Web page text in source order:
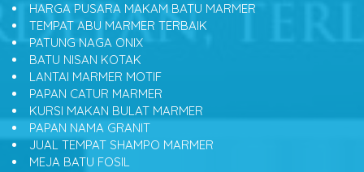
HARGA PUSARA MAKAM BATU MARMER
TEMPAT ABU MARMER TERBAIK
PATUNG NAGA ONIX
BATU NISAN KOTAK
LANTAI MARMER MOTIF
PAPAN CATUR MARMER
KURSI MAKAN BULAT MARMER
PAPAN NAMA GRANIT
JUAL TEMPAT SHAMPO MARMER
MEJA BATU FOSIL